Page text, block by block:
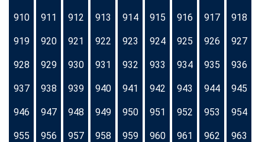
910 911 912 913 914 915 916 917 918
919 920 921 922 923 924 925 926 927
928 929 930 931 932 933 934 935 936
937 938 939 940 941 942 943 944 945
946 947 948 949 950 951 952 953 954
955 956 957 958 959 960 961 962 963